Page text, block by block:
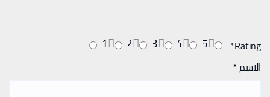
Rating
*
5
4
3
2
1
الاسم*